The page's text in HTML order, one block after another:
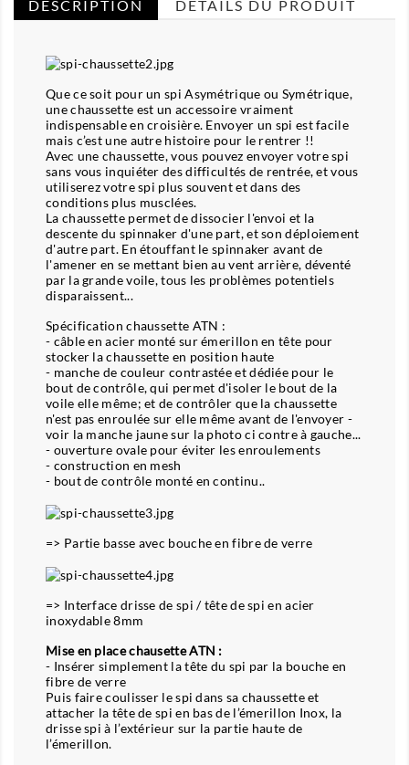
DESCRIPTION DÉTAILS DU PRODUIT
Que ce soit pour un spi Asymétrique ou Symétrique,
une chaussette est un accessoire vraiment
indispensable en croisière. Envoyer un spi est facile
mais c’est une autre histoire pour le rentrer !!
Avec une chaussette, vous pouvez envoyer votre spi
sans vous inquiéter des difficultés de rentrée, et vous
utiliserez votre spi plus souvent et dans des
conditions plus musclées.
La chaussette permet de dissocier l'envoi et la
descente du spinnaker d'une part, et son déploiement
d'autre part. En étouffant le spinnaker avant de
l'amener en se mettant bien au vent arrière, déventé
par la grande voile, tous les problèmes potentiels
disparaissent...
Spécification chaussette ATN :
- câble en acier monté sur émerillon en tête pour
stocker la chaussette en position haute
- manche de couleur contrastée et dédiée pour le
bout de contrôle, qui permet d'isoler le bout de la
voile elle même; et de contrôler que la chaussette
n'est pas enroulée sur elle même avant de l'envoyer -
voir la manche jaune sur la photo ci contre à gauche...
- ouverture ovale pour éviter les enroulements
- construction en mesh
- bout de contrôle monté en continu..
=> Partie basse avec bouche en fibre de verre
=> Interface drisse de spi / tête de spi en acier
inoxydable 8mm
Mise en place chausette ATN :
- Insérer simplement la tête du spi par la bouche en
fibre de verre
Puis faire coulisser le spi dans sa chaussette et
attacher la tête de spi en bas de l’émerillon Inox, la
drisse spi à l’extérieur sur la partie haute de
l’émerillon.